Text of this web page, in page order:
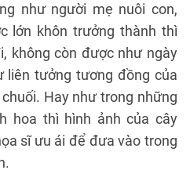
như người mẹ nuôi con,
lớn khôn trưởng thành thì
không còn được như ngày
liên tưởng tương đồng của
Hay như trong những
hoa thì hình ảnh của cây
sĩ ưu ái để đưa vào trong